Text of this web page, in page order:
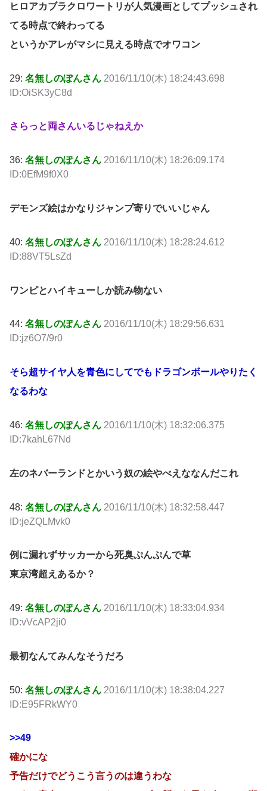
ヒロアカブラクロワートリが人気漫画としてプッシュされ
てる時点で終わってる
というかアレがマシに見える時点でオワコン
29: 名無しのぽんさん 2016/11/10(木) 18:24:43.698
ID:OiSK3yC8d
さらっと両さんいるじゃねえか
36: 名無しのぽんさん 2016/11/10(木) 18:26:09.174
ID:0EfM9f0X0
デモンズ絵はかなりジャンプ寄りでいいじゃん
40: 名無しのぽんさん 2016/11/10(木) 18:28:24.612
ID:88VT5LsZd
ワンピとハイキューしか読み物ない
44: 名無しのぽんさん 2016/11/10(木) 18:29:56.631
ID:jz6O7/9r0
そら超サイヤ人を青色にしてでもドラゴンボールやりたく
なるわな
46: 名無しのぽんさん 2016/11/10(木) 18:32:06.375
ID:7kahL67Nd
左のネバーランドとかいう奴の絵やべえななんだこれ
48: 名無しのぽんさん 2016/11/10(木) 18:32:58.447
ID:jeZQLMvk0
例に漏れずサッカーから死臭ぷんぷんで草
東京湾超えあるか？
49: 名無しのぽんさん 2016/11/10(木) 18:33:04.934
ID:vVcAP2ji0
最初なんてみんなそうだろ
50: 名無しのぽんさん 2016/11/10(木) 18:38:04.227
ID:E95FRkWY0
>>49
確かにな
予告だけでどうこう言うのは違うわな